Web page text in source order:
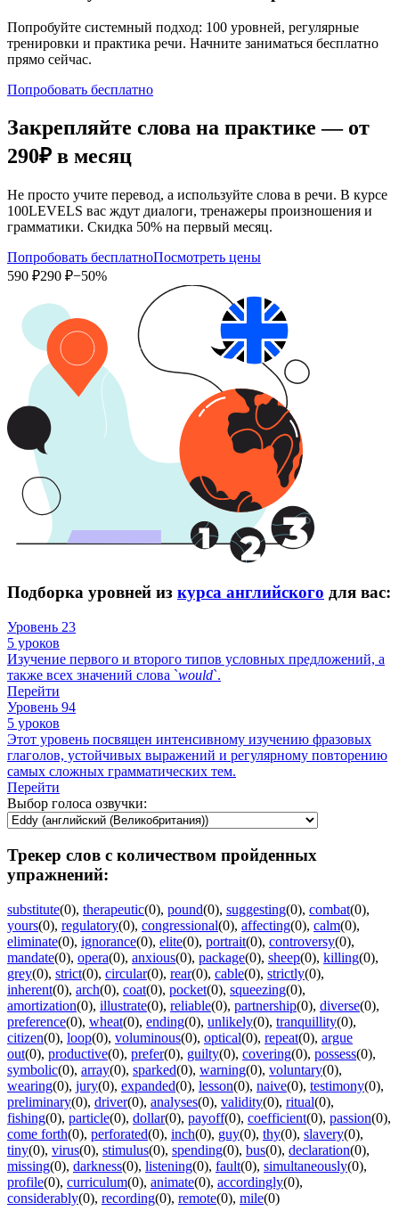
Попробуйте системный подход: 100 уровней, регулярные
тренировки и практика речи. Начните заниматься бесплатно
прямо сейчас.
Попробовать бесплатно
Закрепляйте слова на практике — от
290₽ в месяц
Не просто учите перевод, а используйте слова в речи. В курсе
100LEVELS вас ждут диалоги, тренажеры произношения и
грамматики. Скидка 50% на первый месяц.
Попробовать бесплатноПосмотреть цены
590 ₽290 ₽−50%
Подборка уровней из курса английского для вас:
Уровень 23
5 уроков
Изучение первого и второго типов условных предложений, а
также всех значений слова `would`.
Перейти
Уровень 94
5 уроков
Этот уровень посвящен интенсивному изучению фразовых
глаголов, устойчивых выражений и регулярному повторению
самых сложных грамматических тем.
Перейти
Выбор голоса озвучки:
Трекер слов с количеством пройденных
упражнений:
substitute(0), therapeutic(0), pound(0), suggesting(0), combat(0),
yours(0), regulatory(0), congressional(0), affecting(0), calm(0),
eliminate(0), ignorance(0), elite(0), portrait(0), controversy(0),
mandate(0), opera(0), anxious(0), package(0), sheep(0), killing(0),
grey(0), strict(0), circular(0), rear(0), cable(0), strictly(0),
inherent(0), arch(0), coat(0), pocket(0), squeezing(0),
amortization(0), illustrate(0), reliable(0), partnership(0), diverse(0),
preference(0), wheat(0), ending(0), unlikely(0), tranquillity(0),
citizen(0), loop(0), voluminous(0), optical(0), repeat(0), argue
out(0), productive(0), prefer(0), guilty(0), covering(0), possess(0),
symbolic(0), array(0), sparked(0), warning(0), voluntary(0),
wearing(0), jury(0), expanded(0), lesson(0), naive(0), testimony(0),
preliminary(0), driver(0), analyses(0), validity(0), ritual(0),
fishing(0), particle(0), dollar(0), payoff(0), coefficient(0), passion(0),
come forth(0), perforated(0), inch(0), guy(0), thy(0), slavery(0),
tiny(0), virus(0), stimulus(0), spending(0), bus(0), declaration(0),
missing(0), darkness(0), listening(0), fault(0), simultaneously(0),
profile(0), curriculum(0), animate(0), accordingly(0),
considerably(0), recording(0), remote(0), mile(0)